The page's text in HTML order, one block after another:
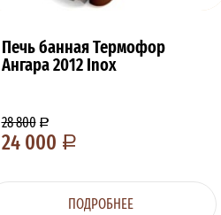
Печь банная Термофор
Ангара 2012 Inox
28 800
24 000
ПОДРОБНЕЕ